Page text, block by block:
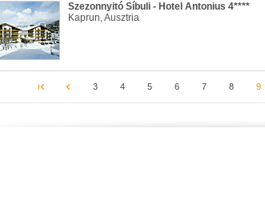
Szezonnyitó Síbuli - Hotel Antonius 4****
Kaprun, Ausztria
3 4 5 6 7 8 9